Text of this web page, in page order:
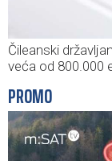
Čileanski
veća od 800.000
PROMO